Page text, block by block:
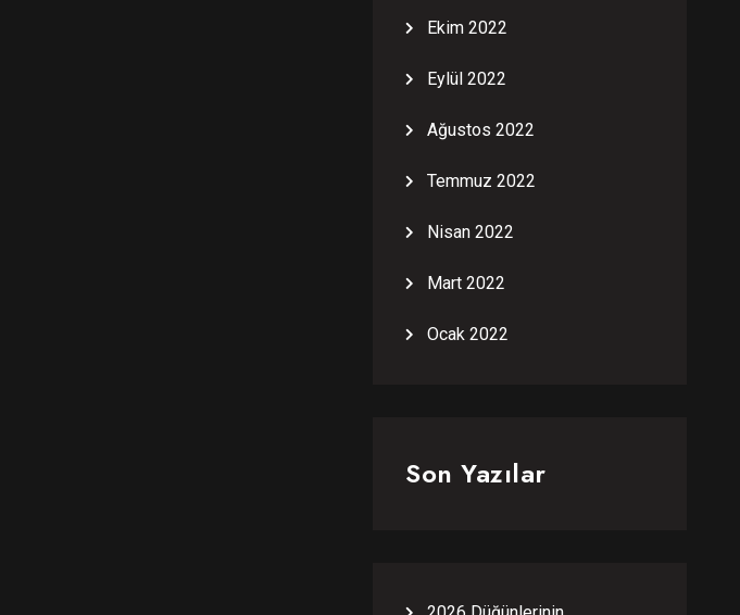
Ekim 2022
Eylül 2022
Ağustos 2022
Temmuz 2022
Nisan 2022
Mart 2022
Ocak 2022
Son Yazılar